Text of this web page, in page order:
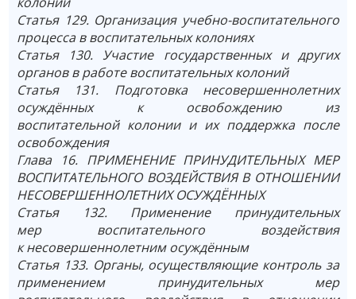
Статья 129. Организация учебно-воспитательного
процесса в воспитательных колониях
Статья 130. Участие государственных и других
органов в работе воспитательных колоний
Статья 131. Подготовка несовершеннолетних
осуждённых к освобождению из
воспитательной колонии и их поддержка после
освобождения
Глава 16. ПРИМЕНЕНИЕ ПРИНУДИТЕЛЬНЫХ МЕР
ВОСПИТАТЕЛЬНОГО ВОЗДЕЙСТВИЯ В ОТНОШЕНИИ
НЕСОВЕРШЕННОЛЕТНИХ ОСУЖДЁННЫХ
Статья 132. Применение принудительных
мер воспитательного воздействия
к несовершеннолетним осуждённым
Статья 133. Органы, осуществляющие контроль за
применением принудительных мер